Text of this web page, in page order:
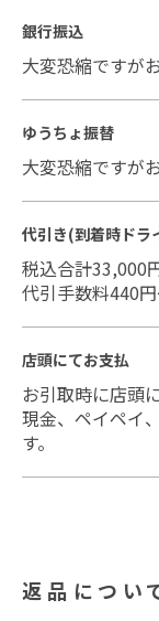
銀行振込
大変恐縮ですが
ゆうちょ振替
大変恐縮ですが
代引き(到着時ドラ
税込合計33,000
代引手数料440
店頭にてお支払
お引取時に店頭
現金、ペイペイ
す。
返品につい